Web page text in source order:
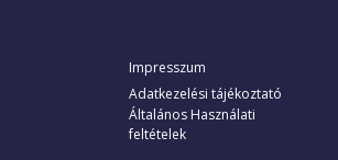
Impresszum
Adatkezelési tájékoztató
Általános Használati
feltételek